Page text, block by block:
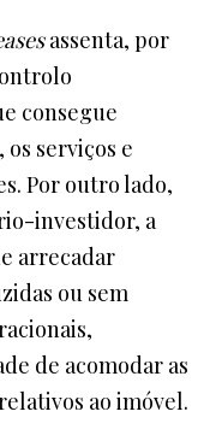
assenta, por
consegue
serviços e
Por outro lado,
investidor, a
arrecadar
ou sem
de acomodar as
ao imóvel.